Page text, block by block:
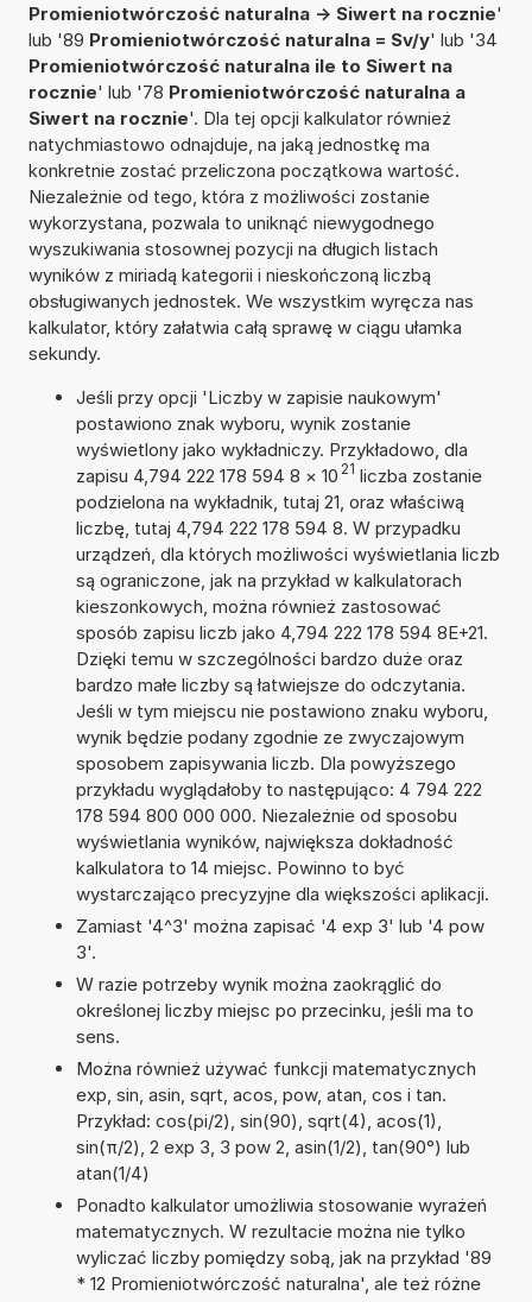
Promieniotwórczość naturalna -> Siwert na rocznie'
lub '89 Promieniotwórczość naturalna = Sv/y' lub '34
Promieniotwórczość naturalna ile to Siwert na
rocznie' lub '78 Promieniotwórczość naturalna a
Siwert na rocznie'. Dla tej opcji kalkulator również
natychmiastowo odnajduje, na jaką jednostkę ma
konkretnie zostać przeliczona początkowa wartość.
Niezależnie od tego, która z możliwości zostanie
wykorzystana, pozwala to uniknąć niewygodnego
wyszukiwania stosownej pozycji na długich listach
wyników z miriadą kategorii i nieskończoną liczbą
obsługiwanych jednostek. We wszystkim wyręcza nas
kalkulator, który załatwia całą sprawę w ciągu ułamka
sekundy.
Jeśli przy opcji 'Liczby w zapisie naukowym'
postawiono znak wyboru, wynik zostanie
wyświetlony jako wykładniczy. Przykładowo, dla
zapisu 4,794 222 178 594 8 × 10 21 liczba zostanie
podzielona na wykładnik, tutaj 21, oraz właściwą
liczbę, tutaj 4,794 222 178 594 8. W przypadku
urządzeń, dla których możliwości wyświetlania liczb
są ograniczone, jak na przykład w kalkulatorach
kieszonkowych, można również zastosować
sposób zapisu liczb jako 4,794 222 178 594 8E+21.
Dzięki temu w szczególności bardzo duże oraz
bardzo małe liczby są łatwiejsze do odczytania.
Jeśli w tym miejscu nie postawiono znaku wyboru,
wynik będzie podany zgodnie ze zwyczajowym
sposobem zapisywania liczb. Dla powyższego
przykładu wyglądałoby to następująco: 4 794 222
178 594 800 000 000. Niezależnie od sposobu
wyświetlania wyników, największa dokładność
kalkulatora to 14 miejsc. Powinno to być
wystarczająco precyzyjne dla większości aplikacji.
Zamiast '4^3' można zapisać '4 exp 3' lub '4 pow
3'.
W razie potrzeby wynik można zaokrąglić do
określonej liczby miejsc po przecinku, jeśli ma to
sens.
Można również używać funkcji matematycznych
exp, sin, asin, sqrt, acos, pow, atan, cos i tan.
Przykład: cos(pi/2), sin(90), sqrt(4), acos(1),
sin(π/2), 2 exp 3, 3 pow 2, asin(1/2), tan(90°) lub
atan(1/4)
Ponadto kalkulator umożliwia stosowanie wyrażeń
matematycznych. W rezultacie można nie tylko
wyliczać liczby pomiędzy sobą, jak na przykład '89
* 12 Promieniotwórczość naturalna', ale też różne